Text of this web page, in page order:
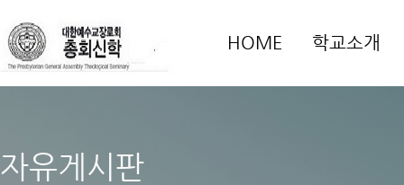
HOME 학교소개
자유게시판